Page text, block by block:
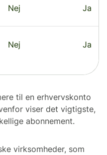
Nej Ja
Nej Ja
til en erhvervskonto
viser det vigtigste,
abonnement.
virksomheder, som